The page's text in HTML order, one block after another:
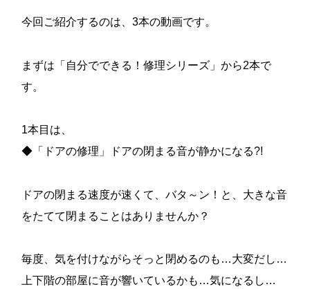
今回ご紹介するのは、3本の動画です。
まずは「自分でできる！修理シリーズ」から2本で
す。
1本目は、
◆「ドアの修理」ドアの閉まる音が静かになる?!
ドアの閉まる速度が速くて、バタ～ン！と、大きな音
をたてて閉まることはありませんか？
毎度、気を付けながらそっと閉めるのも…大変だし…
上下階の部屋に音が響いているかも…気になるし…